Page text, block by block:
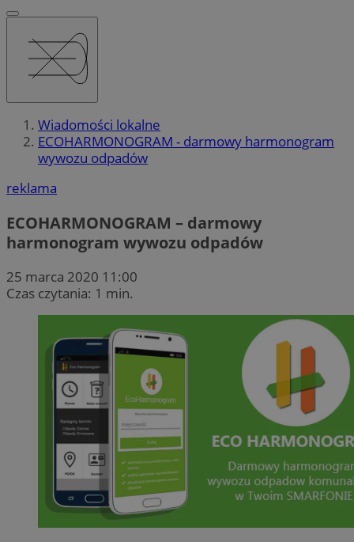
Wiadomości lokalne
ECOHARMONOGRAM - darmowy harmonogram
wywozu odpadów
reklama
ECOHARMONOGRAM – darmowy
harmonogram wywozu odpadów
25 marca 2020 11:00
Czas czytania: 1 min.